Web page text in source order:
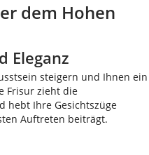
dem Hohen
Eleganz
steigern und Ihnen ein
Frisur zieht die
hebt Ihre Gesichtszüge
Auftreten beiträgt.